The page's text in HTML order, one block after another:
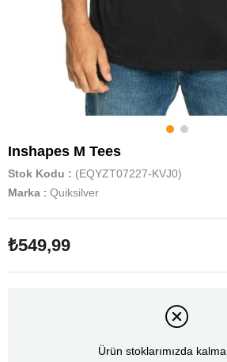
Inshapes M Tees
Stok Kodu
(EQYZT07227-KVJ0)
Marka : Quiksilver
₺549,99
Ürün stoklarımızda